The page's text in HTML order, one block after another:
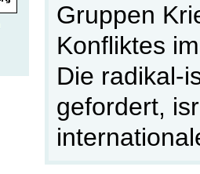
Gruppen
Konfliktes
Die radikal-
gefordert,